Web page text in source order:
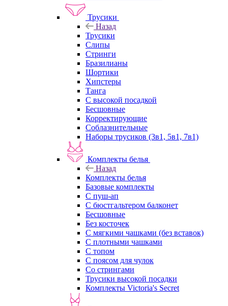
Трусики
Назад
Трусики
Слипы
Стринги
Бразилианы
Шортики
Хипстеры
Танга
С высокой посадкой
Бесшовные
Корректирующие
Соблазнительные
Наборы трусиков (3в1, 5в1, 7в1)
Комплекты белья
Назад
Комплекты белья
Базовые комплекты
С пуш-ап
С бюстгальтером балконет
Бесшовные
Без косточек
С мягкими чашками (без вставок)
С плотными чашками
С топом
С поясом для чулок
Со стрингами
Трусики высокой посадки
Комплекты Victoria's Secret